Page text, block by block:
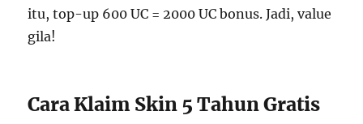
itu, top-up 600 UC = 2000 UC bonus. Jadi, value
gila!
Cara Klaim Skin 5 Tahun Gratis